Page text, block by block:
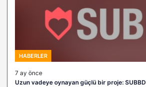
HABERLER
7 ay önce
Uzun vadeye oynayan güçlü bir proje: SUBBD